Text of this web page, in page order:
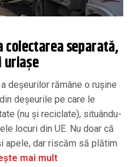
colectarea separată,
uriașe
deșeurilor rămâne o rușine
deșeurile pe care le
(nu și reciclate), situându-
locuri din UE. Nu doar că
apele, dar riscăm să plătim
mai mult